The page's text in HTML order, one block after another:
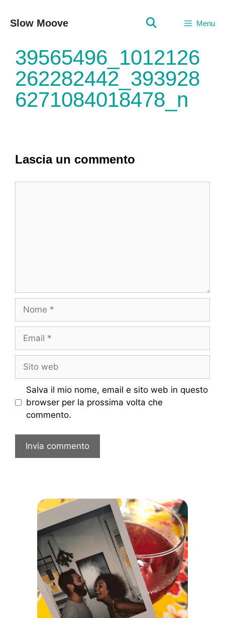
Slow Moove Menu
39565496_1012126
262282442_393928
6271084018478_n
Lascia un commento
Nome
Email
Sito
web
Salva il mio nome, email e sito web in questo
browser per la prossima volta che
commento.